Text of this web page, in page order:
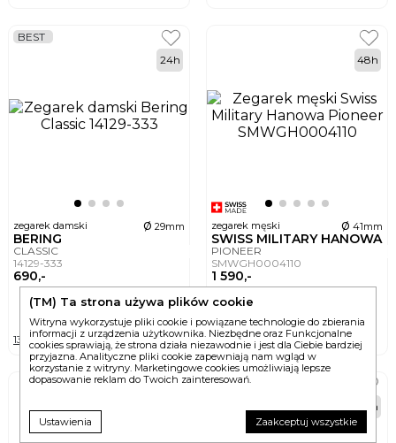
zegarek damski ø 29mm
BERING
CLASSIC
14129-333
690,-
BEST
24h
DO KOSZYKA
13 wersji
zegarek męski ø 41mm
SWISS MILITARY HANOWA
PIONEER
SMWGH0004110
1 590,-
48h
4 wersje
BEST
24h
(TM) Ta strona używa plików cookie
Witryna wykorzystuje pliki cookie i powiązane technologie do zbierania
informacji z urządzenia użytkownika. Niezbędne oraz Funkcjonalne
cookies sprawiają, że strona działa niezawodnie i jest dla Ciebie bardziej
przyjazna. Analityczne pliki cookie zapewniają nam wgląd w
korzystanie z witryny. Marketingowe cookies umożliwiają lepsze
dopasowanie reklam do Twoich zainteresowań.
Ustawienia Zaakceptuj wszystkie